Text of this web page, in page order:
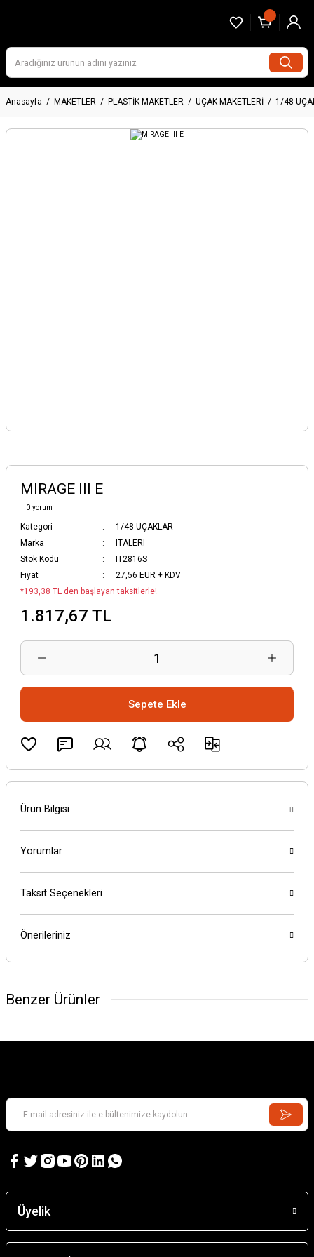
Anasayfa MAKETLER PLASTİK MAKETLER UÇAK MAKETLERİ 1/48
MIRAGE III E
0 yorum
Kategori
1/48 UÇAKLAR
Marka
ITALERI
Stok Kodu
IT2816S
Fiyat
27,56 EUR + KDV
*193,38 TL den başlayan taksitlerle!
1.817,67 TL
Sepete Ekle
Ürün Bilgisi
Yorumlar
Taksit Seçenekleri
Önerileriniz
Benzer Ürünler
Üyelik